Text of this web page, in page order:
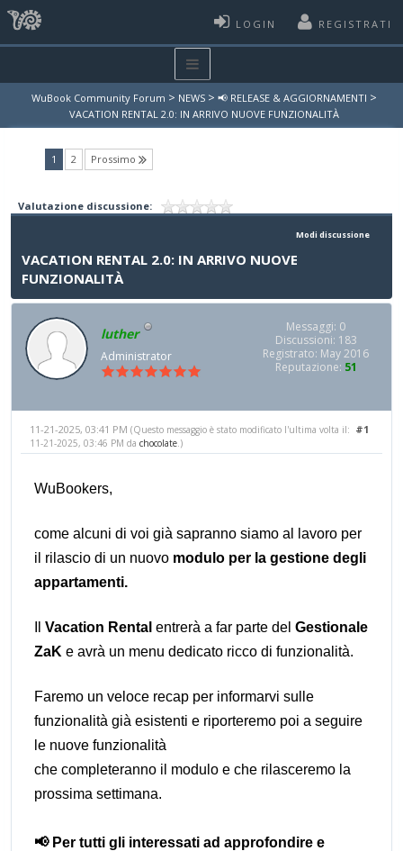
LOGIN REGISTRATI
WuBook Community Forum > NEWS > 📢 RELEASE & AGGIORNAMENTI >
VACATION RENTAL 2.0: IN ARRIVO NUOVE FUNZIONALITÀ
1 (current)
2 Prossimo
Valutazione discussione:
Modi discussione
VACATION RENTAL 2.0: IN ARRIVO NUOVE
FUNZIONALITÀ
luther
Administrator
Messaggi: 0
Discussioni: 183
Registrato: May 2016
Reputazione: 51
#1
11-21-2025, 03:41 PM (Questo messaggio è stato modificato l'ultima volta il:
11-21-2025, 03:46 PM da chocolate .)
WuBookers,
come alcuni di voi già sapranno siamo al lavoro per
il rilascio di un nuovo modulo per la gestione degli
appartamenti.
Vacation Rental entrerà a far parte del Gestionale
ZaK e avrà un menu dedicato ricco di funzionalità.
Faremo un veloce recap per informarvi sulle
funzionalità già esistenti e riporteremo poi a seguire
le nuove funzionalità
che completeranno il modulo e che rilasceremo la
prossima settimana.
📢 Per tutti gli interessati ad approfondire e